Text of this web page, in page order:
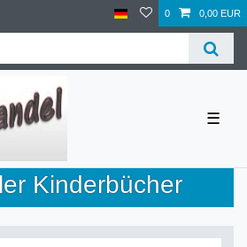
0 0,00 EUR
☰
Kinderbücher